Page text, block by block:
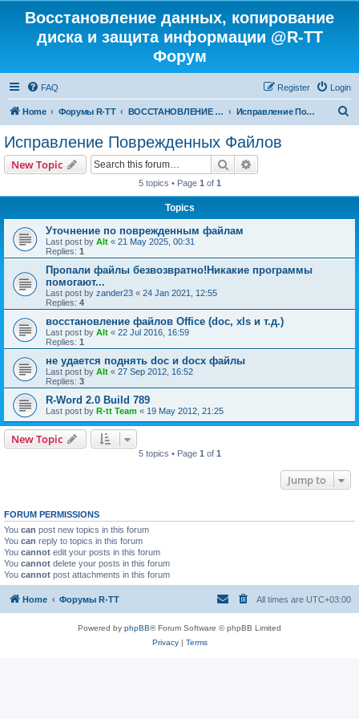
Восстановление данных, копирование
диска и защита информации @R-TT
Форум
FAQ Login
Register
Home Форумы R-TT ВОССТАНОВЛЕНИЕ ДАННЫХ И УДАЛЕННЫХ ФАЙЛОВ Исправление Поврежденных Файлов
Исправление Поврежденных Файлов
New Topic Search
5 topics • Page 1 of 1
Topics
Уточнение по поврежденным файлам
Last post by Alt « 21 May 2025, 00:31
Replies: 1
Пропали файлы безвозвратно!Никакие программы
помогают...
Last post by zander23 « 24 Jan 2021, 12:55
Replies: 4
восстановление файлов Office (doc, xls и т.д.)
Last post by Alt « 22 Jul 2016, 16:59
Replies: 1
не удается поднять doc и docx файлы
Last post by Alt « 27 Sep 2012, 16:52
Replies: 3
R-Word 2.0 Build 789
Last post by R-tt Team « 19 May 2012, 21:25
New Topic
5 topics • Page 1 of 1
Jump to
FORUM PERMISSIONS
You can post new topics in this forum
You can reply to topics in this forum
You cannot edit your posts in this forum
You cannot delete your posts in this forum
You cannot post attachments in this forum
Home Форумы R-TT All times are UTC+03:00
Powered by phpBB® Forum Software © phpBB Limited
Privacy| Terms